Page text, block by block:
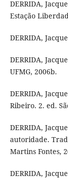
DERRIDA,
Estação
DERRIDA,
DERRIDA,
UFMG, 2006b.
DERRIDA,
Ribeiro. 2. ed.
DERRIDA,
autoridade.
Martins Fontes,
DERRIDA,